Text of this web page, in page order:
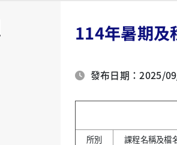
114年暑期及
發布日期：2025/
所別 課程名稱及檔